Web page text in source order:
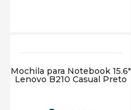
Mochila para Notebook 15.6"
Lenovo B210 Casual Preto